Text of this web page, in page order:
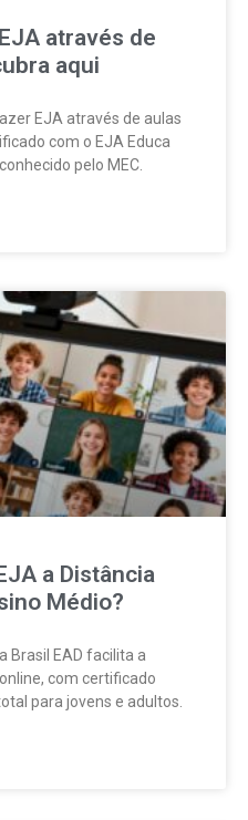
através de
aqui
EJA através de aulas
com o EJA Educa
pelo MEC.
a Distância
Médio?
Brasil EAD facilita a
com certificado
para jovens e adultos.